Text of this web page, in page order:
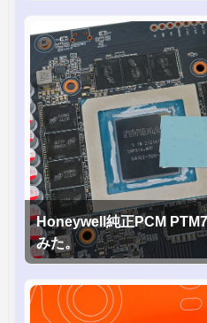
Honeywell純正PCM
みた。